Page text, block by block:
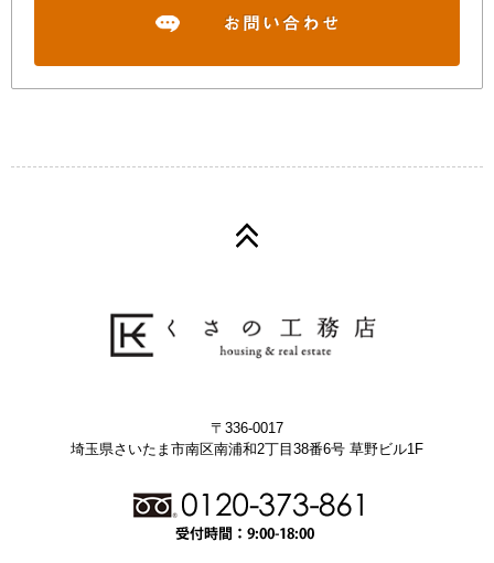
〒336-0017
埼玉県さいたま市南区南浦和2丁目38番6号 草野ビル1F